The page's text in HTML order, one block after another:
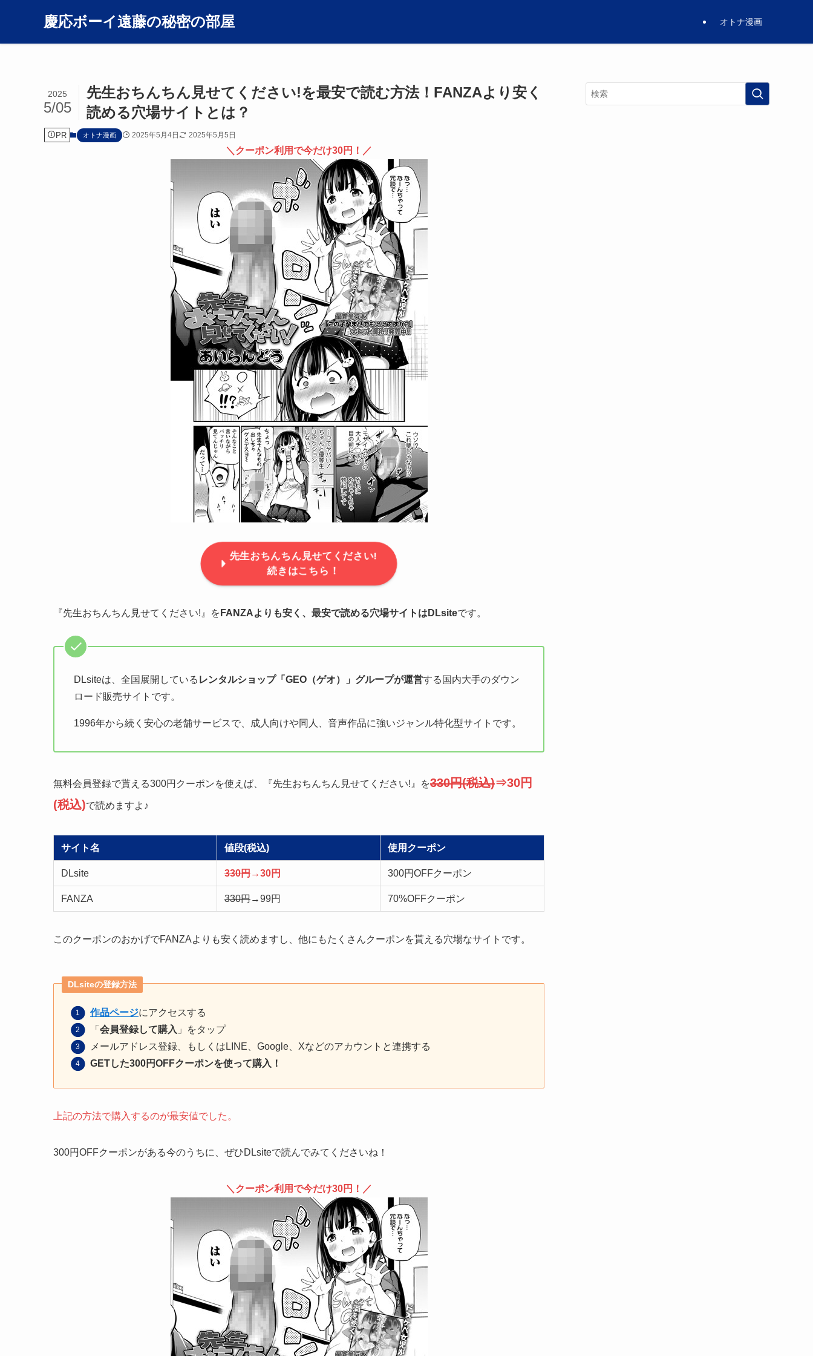
慶応ボーイ遠藤の秘密の部屋 オトナ漫画
先生おちんちん見せてください!を最安で読む方法！FANZAより安く
読める穴場サイトとは？
2025
5/05
PR オトナ漫画 2025年5月4日 2025年5月5日
＼クーポン利用で今だけ30円！／
先生おちんちん見せてください!
続きはこちら！
『先生おちんちん見せてください!』を FANZAよりも安く、最安で読める穴場サイトはDLsiteです。
DLsiteは、全国展開している レンタルショップ「GEO（ゲオ）」グループが運営する国内大手のダウン
ロード販売サイトです。
1996年から続く安心の老舗サービスで、成人向けや同人、音声作品に強いジャンル特化型サイトです。
無料会員登録で貰える300円クーポンを使えば、『先生おちんちん見せてください!』を330円(税込)⇒30円
(税込)で読めますよ♪
サイト名 値段(税込) 使用クーポン
DLsite 330円→30円 300円OFFクーポン
FANZA 330円→99円 70%OFFクーポン
このクーポンのおかげでFANZAよりも安く読めますし、他にもたくさんクーポンを貰える穴場なサイトです。
DLsiteの登録方法
作品ページにアクセスする
「 会員登録して購入 」をタップ
メールアドレス登録、もしくはLINE、Google、Xなどのアカウントと連携する
GETした300円OFFクーポンを使って購入！
上記の方法で購入するのが最安値でした。
300円OFFクーポンがある今のうちに、ぜひDLsiteで読んでみてくださいね！
＼クーポン利用で今だけ30円！／